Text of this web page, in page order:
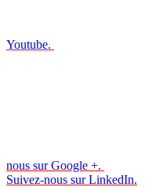
Youtube.
nous sur Google +.
Suivez-nous sur LinkedIn.